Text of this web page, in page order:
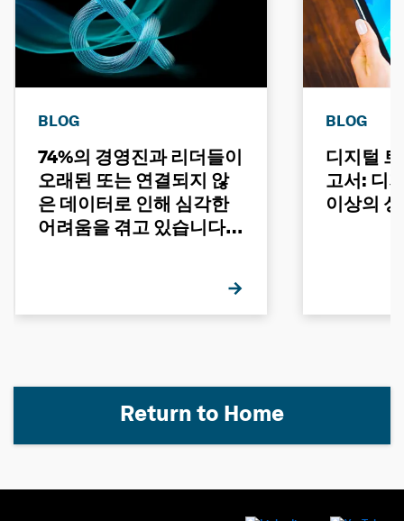
BLOG
74%의 경영진과 리더들이
오래된 또는 연결되지 않
은 데이터로 인해 심각한
어려움을 겪고 있습니다 -
BLOG
디지털
고서: 디
이상의
Return to Home